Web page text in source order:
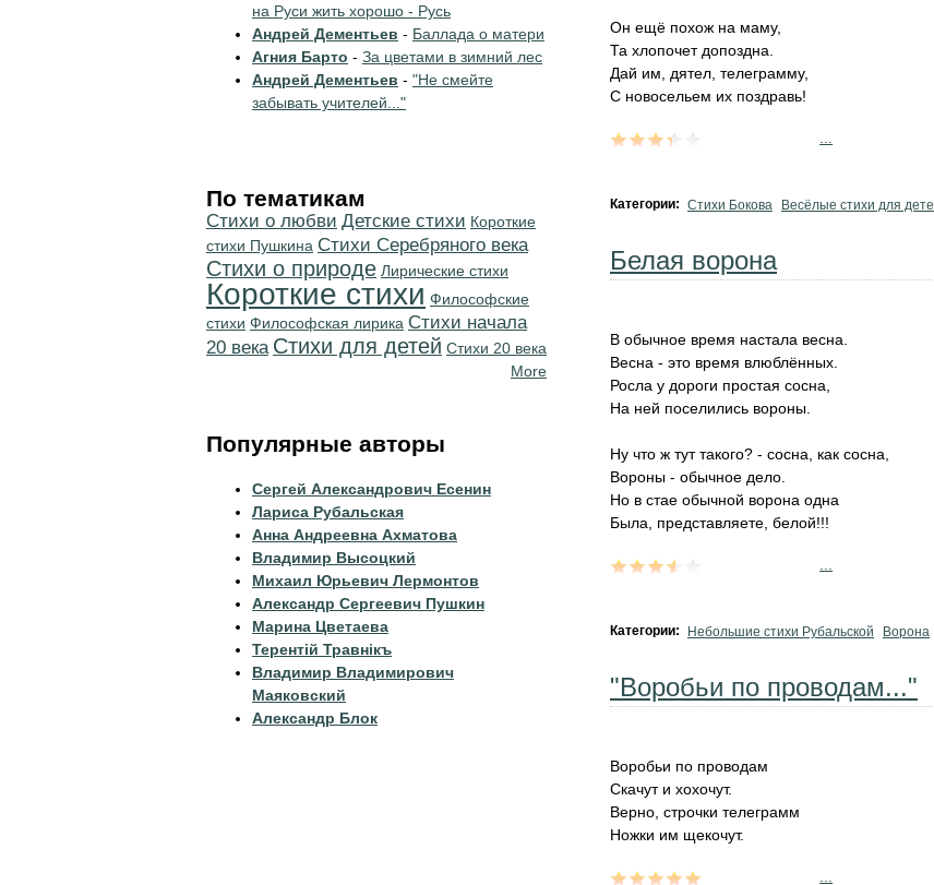
Он ещё похож на маму,
Та хлопочет допоздна.
Дай им, дятел, телеграмму,
С новосельем их поздравь!
Категории: Стихи Бокова Весёлые стихи для
Белая ворона
В обычное время настала весна.
Весна - это время влюблённых.
Росла у дороги простая сосна,
На ней поселились вороны.
Ну что ж тут такого? - сосна, как сосна,
Вороны - обычное дело.
Но в стае обычной ворона одна
Была, представляете, белой!!!
Категории: Небольшие стихи Рубальской Ворона
"Воробьи по проводам..."
Воробьи по проводам
Скачут и хохочут.
Верно, строчки телеграмм
Ножки им щекочут.
на Руси жить хорошо - Русь
Андрей Дементьев - Баллада о матери
Агния Барто - За цветами в зимний лес
Андрей Дементьев - "Не смейте
забывать учителей..."
По тематикам
Стихи о любви Детские стихи Короткие
стихи Пушкина Cтихи Серебряного века
Стихи о природе Лирические стихи
Короткие стихи Философские
стихи Философская лирика Cтихи начала
20 века Стихи для детей Стихи 20 века
More
Популярные авторы
Сергей Александрович Есенин
Лариса Рубальская
Анна Андреевна Ахматова
Владимир Высоцкий
Михаил Юрьевич Лермонтов
Александр Сергеевич Пушкин
Марина Цветаева
Терентiй Травнiкъ
Владимир Владимирович
Маяковский
Александр Блок